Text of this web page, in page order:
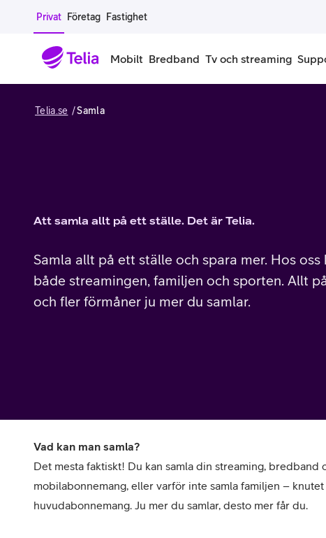
Gå till sidans innehåll
Privat Företag Fastighet
Mobilt
Mobiltelefoner
Begagnade mobiltelefoner
Smartwatches
Apple Watch
Surfplattor
4G/5G
Bredband Tv och streaming
Telia.se Samla
Att samla allt på ett ställe. Det är Telia.
Samla allt på ett ställe och spara mer. Hos oss
både streamingen, familjen och sporten. Allt
och fler förmåner ju mer du samlar.
Vad kan man samla?
Det mesta faktiskt! Du kan samla din streaming, bredband
mobilabonnemang, eller varför inte samla familjen –
huvudabonnemang. Ju mer du samlar, desto mer får du.